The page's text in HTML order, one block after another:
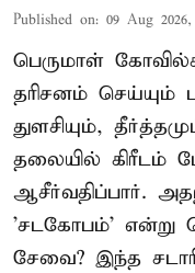
Published on: 09 Aug
பெருமாள்
தரிசனம் செய்யும்
துளசியும்,
தலையில் கிரீடம்
ஆசீர்வதிப்பார்.
'சடகோபம்' என்று
சேவை? இந்த